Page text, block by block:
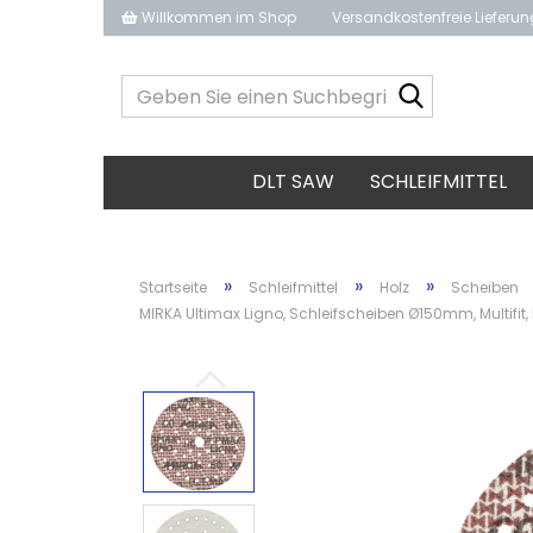
Willkommen im Shop Versandkostenfreie
Sie
ein...
DLT SAW SCHLEIFMITTEL
Startseite » Schleifmittel » Holz » Scheiben
MIRKA Ultimax Ligno, Schleifscheiben Ø150mm, Multifit,